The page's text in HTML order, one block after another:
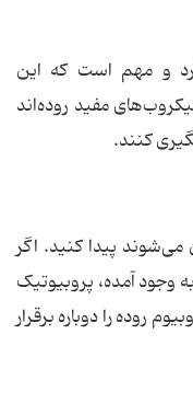
و مهم است که این
مفید روده‌اند
کنند.
می‌شوند پیدا کنید. اگر
آمده، پروبیوتیک
روده را دوباره برقرار